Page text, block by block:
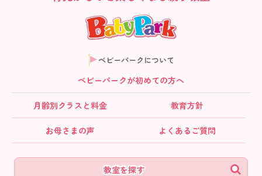
ベビーパークについて
ベビーパークが初めての方へ
月齢別クラス と料金 教育方針
お母さまの声 よくあるご質問
教室を探す